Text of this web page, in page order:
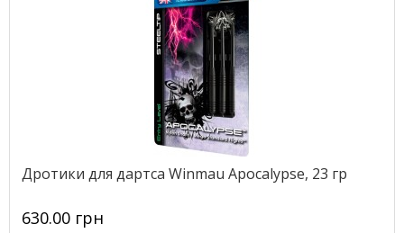
Дротики для дартса Winmau Apocalypse, 23 гр
630.00 грн